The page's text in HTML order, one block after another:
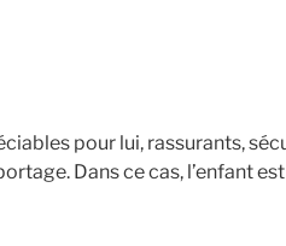
pour lui, rassurants,
Dans ce cas, l’enfant